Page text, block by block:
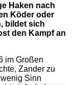
Haken nach
Köder oder
bildet sich
den Kampf an
im Großen
Zander zu
Sinn